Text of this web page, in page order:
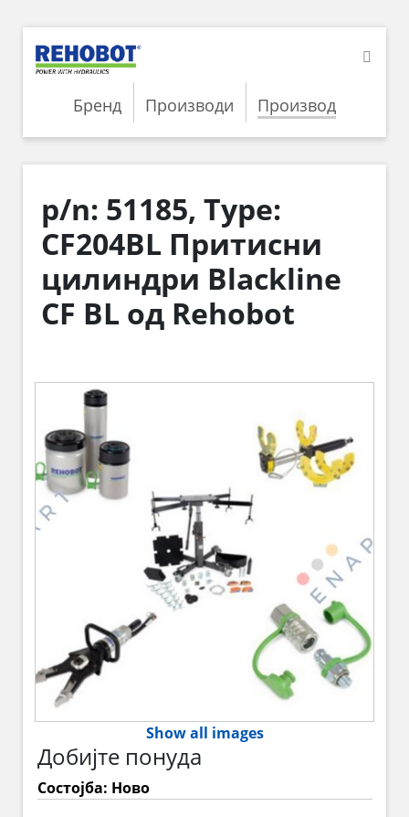
Бренд Производи Производ
p/n: 51185, Type:
CF204BL Притисни
цилиндри Blackline
CF BL од Rehobot
Show all images
Добијте понуда
Состојба: Ново